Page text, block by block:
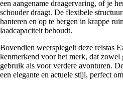
een aangename draagervaring, of je
schouder draagt. De flexibele
hanteren en op te bergen in krappe
laadcapaciteit behoudt.
Bovendien weerspiegelt deze reistas
kenmerkend voor het merk, dat
gebruik als voor verdere avonturen.
een elegante en actuele stijl, perfect